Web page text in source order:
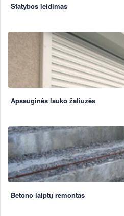
Statybos leidimas
Apsauginės lauko žaliuzės
Betono laiptų remontas